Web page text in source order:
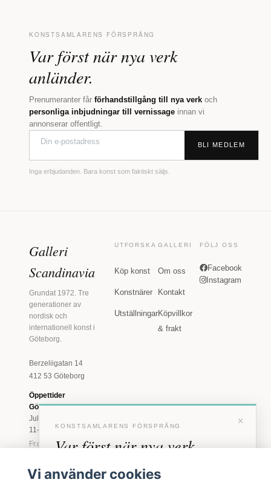
KONSTSAMLARENS FÖRSPRÅNG
Var först när nya verk
anländer.
Prenumeranter får förhandstillgång till nya verk och
personliga inbjudningar till vernissage innan vi
annonserar offentligt.
BLI MEDLEM
Inga erbjudanden. Bara konst som faktiskt säljs.
Galleri
Scandinavia
Grundat 1972. Tre
generationer av
nordisk och
internationell konst i
Göteborg.
Berzeliigatan 14
412 53 Göteborg
Öppettider
Göteborg
Juli: Tis 11-18 · Lör
11-16
Fr.o.m. augusti: Tis-
UTFORSKA
Köp konst
Konstnärer
Utställningar
GALLERI
Om oss
Kontakt
Köpvillkor
& frakt
FÖLJ OSS
Facebook
Instagram
×
KONSTSAMLARENS FÖRSPRÅNG
Var först när nya verk
anländer
Vi använder cookies